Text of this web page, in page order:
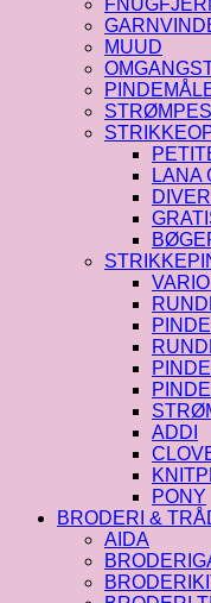
MUUD
LANA
ADDI
PONY
BRODERI &
AIDA